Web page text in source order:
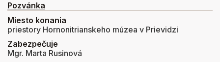
Pozvánka
Miesto konania
priestory Hornonitrianskeho múzea v Prievidzi
Zabezpečuje
Mgr. Marta Rusinová